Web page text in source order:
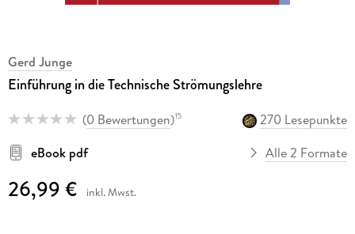
Gerd Junge
Einführung in die Technische Strömungslehre
(0 Bewertungen)15
270 Lesepunkte
eBook pdf
Alle 2 Formate
26,99 € inkl. Mwst.